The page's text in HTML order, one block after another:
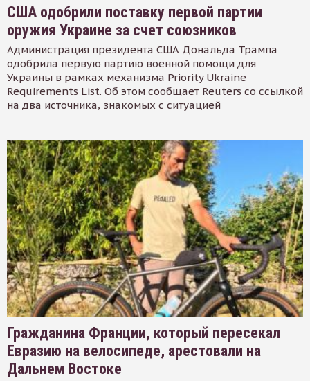
США одобрили поставку первой партии
оружия Украине за счет союзников
Администрация президента США Дональда Трампа
одобрила первую партию военной помощи для
Украины в рамках механизма Priority Ukraine
Requirements List. Об этом сообщает Reuters со ссылкой
на два источника, знакомых с ситуацией
Гражданина Франции, который пересекал
Евразию на велосипеде, арестовали на
Дальнем Востоке